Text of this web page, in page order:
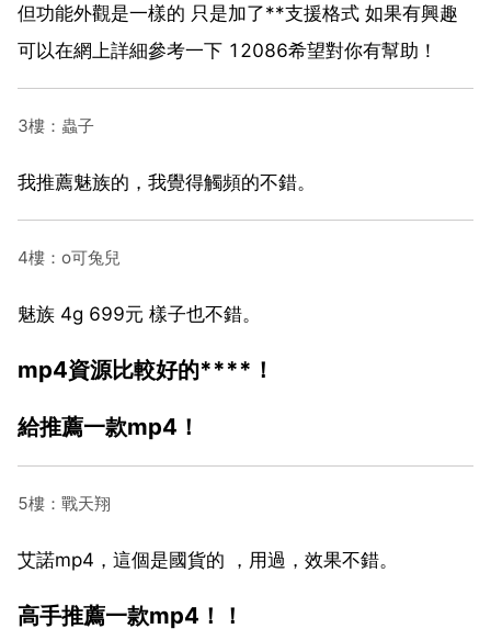
但功能外觀是一樣的 只是加了**支援格式 如果有興趣
可以在網上詳細參考一下 12086希望對你有幫助！
3樓：蟲子
我推薦魅族的，我覺得觸頻的不錯。
4樓：o可兔兒
魅族 4g 699元 樣子也不錯。
mp4資源比較好的****！
給推薦一款mp4！
5樓：戰天翔
艾諾mp4，這個是國貨的 ，用過，效果不錯。
高手推薦一款mp4！！